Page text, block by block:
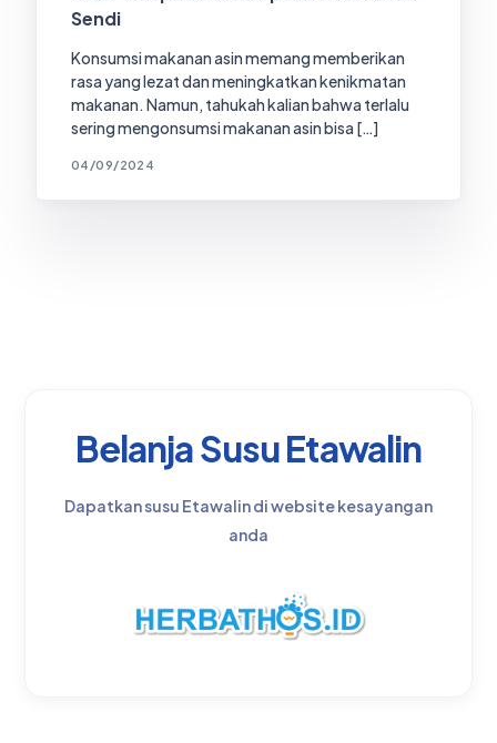
Sendi
Konsumsi makanan asin memang memberikan
rasa yang lezat dan meningkatkan kenikmatan
makanan. Namun, tahukah kalian bahwa terlalu
sering mengonsumsi makanan asin bisa […]
04/09/2024
Belanja Susu Etawalin
Dapatkan susu Etawalin di website kesayangan
anda